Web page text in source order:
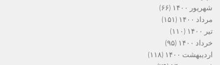
شهریور ۱۴۰۰
(۶۶)
مرداد ۱۴۰۰
(۱۵۱)
تیر ۱۴۰۰
(۱۱۰)
خرداد ۱۴۰۰
(۹۵)
اردیبهشت ۱۴۰۰
(۱۱۸)